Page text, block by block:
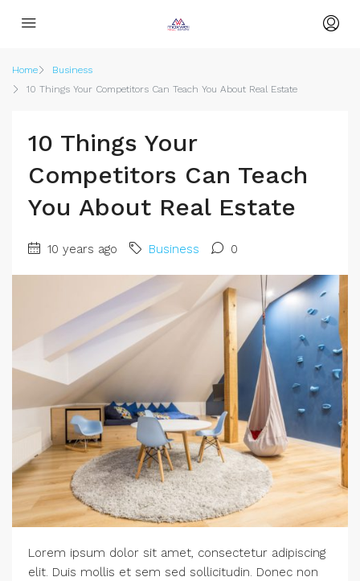
Home
Business
10 Things Your Competitors Can Teach You About Real Estate
10 Things Your
Competitors Can Teach
You About Real Estate
10 years ago Business 0
Lorem ipsum dolor sit amet, consectetur adipiscing
elit. Duis mollis et sem sed sollicitudin. Donec non